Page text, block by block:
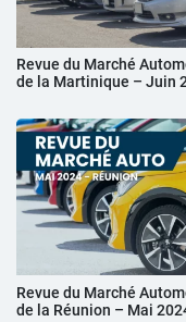
Revue du Marché
de la Martinique – Juin
Revue du Marché
de la Réunion – Mai